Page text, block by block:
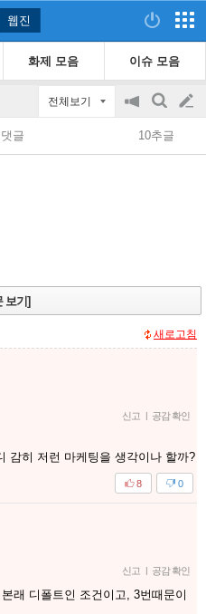
웹진
화제 모음 이슈 모음
전체보기
공
지
on/off
검
색
글
쓰
글 10추글
보기]
새로고침
신고 | 공감 확인
감히 저런 마케팅을 생각이나 할까?
0
8
신고 | 공감 확인
래 디폴트인 조건이고, 3번때문이